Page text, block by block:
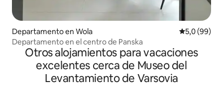
Departamento en Wola Calificación
5,0 (99)
Departamento en el centro de Panska
Otros alojamientos para vacaciones
excelentes cerca de Museo del
Levantamiento de Varsovia